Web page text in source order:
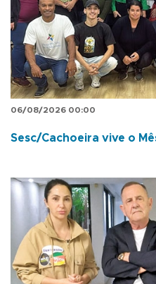
06/08/2026 00:00
Sesc/Cachoeira vive o